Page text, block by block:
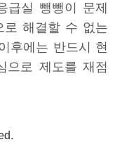
급실 뺑뺑이 문제
로 해결할 수 없는
후에는 반드시 현
으로 제도를 재점